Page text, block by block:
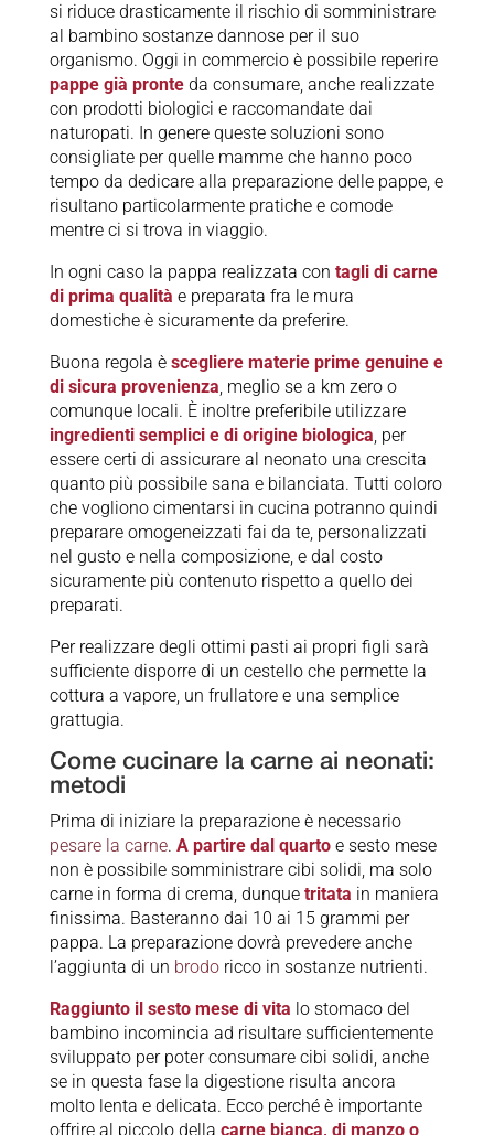
si riduce drasticamente il rischio di somministrare
al bambino sostanze dannose per il suo
organismo. Oggi in commercio è possibile reperire
pappe già pronteda consumare, anche realizzate
con prodotti biologici e raccomandate dai
naturopati. In genere queste soluzioni sono
consigliate per quelle mamme che hanno poco
tempo da dedicare alla preparazione delle pappe, e
risultano particolarmente pratiche e comode
mentre ci si trova in viaggio.
In ogni caso la pappa realizzata con tagli di carne
di prima qualità e preparata fra le mura
domestiche è sicuramente da preferire.
Buona regola è scegliere materie prime genuine e
di sicura provenienza, meglio se a km zero o
comunque locali. È inoltre preferibile utilizzare
ingredienti semplici e di origine biologica, per
essere certi di assicurare al neonato una crescita
quanto più possibile sana e bilanciata. Tutti coloro
che vogliono cimentarsi in cucina potranno quindi
preparare omogeneizzati fai da te, personalizzati
nel gusto e nella composizione, e dal costo
sicuramente più contenuto rispetto a quello dei
preparati.
Per realizzare degli ottimi pasti ai propri figli sarà
sufficiente disporre di un cestello che permette la
cottura a vapore, un frullatore e una semplice
grattugia.
Come cucinare la carne ai neonati:
metodi
Prima di iniziare la preparazione è necessario
pesare la carne. A partire dal quartoe sesto mese
non è possibile somministrare cibi solidi, ma solo
carne in forma di crema, dunque tritata in maniera
finissima. Basteranno dai 10 ai 15 grammi per
pappa. La preparazione dovrà prevedere anche
l’aggiunta di un brodoricco in sostanze nutrienti.
Raggiunto il sesto mese di vita lo stomaco del
bambino incomincia ad risultare sufficientemente
sviluppato per poter consumare cibi solidi, anche
se in questa fase la digestione risulta ancora
molto lenta e delicata. Ecco perché è importante
offrire al piccolo della carne bianca, di manzo o